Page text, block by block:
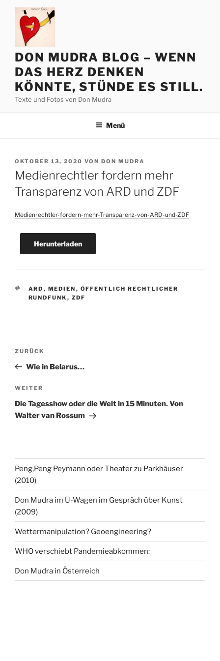
Zum
springen
DON MUDRA BLOG – WENN
DAS HERZ DENKEN
KÖNNTE, STÜNDE ES STILL.
Texte und Fotos von Don Mudra
Menü
VERÖFFENTLICHT
AM
OKTOBER 13, 2020 VON DON MUDRA
Medienrechtler fordern mehr
Transparenz von ARD und ZDF
Medienrechtler-fordern-mehr-Transparenz-von-ARD-und-ZDF
Herunterladen
SCHLAGWÖRTER
ARD , MEDIEN , ÖFFENTLICH RECHTLICHER
RUNDFUNK , ZDF
Beitragsnavigation
Vorheriger
Beitrag
ZURÜCK
Wie in Belarus…
Nächster
Beitrag
WEITER
Die Tagesshow oder die Welt in 15 Minuten. Von
Walter van Rossum
Peng,Peng Peymann oder Theater zu Parkhäuser
(2010)
Don Mudra im Ü-Wagen im Gespräch über Kunst
(2009)
Wettermanipulation? Geoengineering?
WHO verschiebt Pandemieabkommen:
Don Mudra in Österreich